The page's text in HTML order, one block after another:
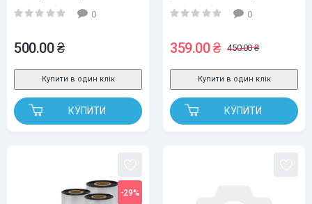
M110mm*300m, намотка OUT, 1
0
500.00 ₴
КУПИТИ
Купити в один клік
100mm*300m, намотка OUT, 1
0
359.00 ₴ 450.00 ₴
КУПИТИ
Купити в один клік
-29%